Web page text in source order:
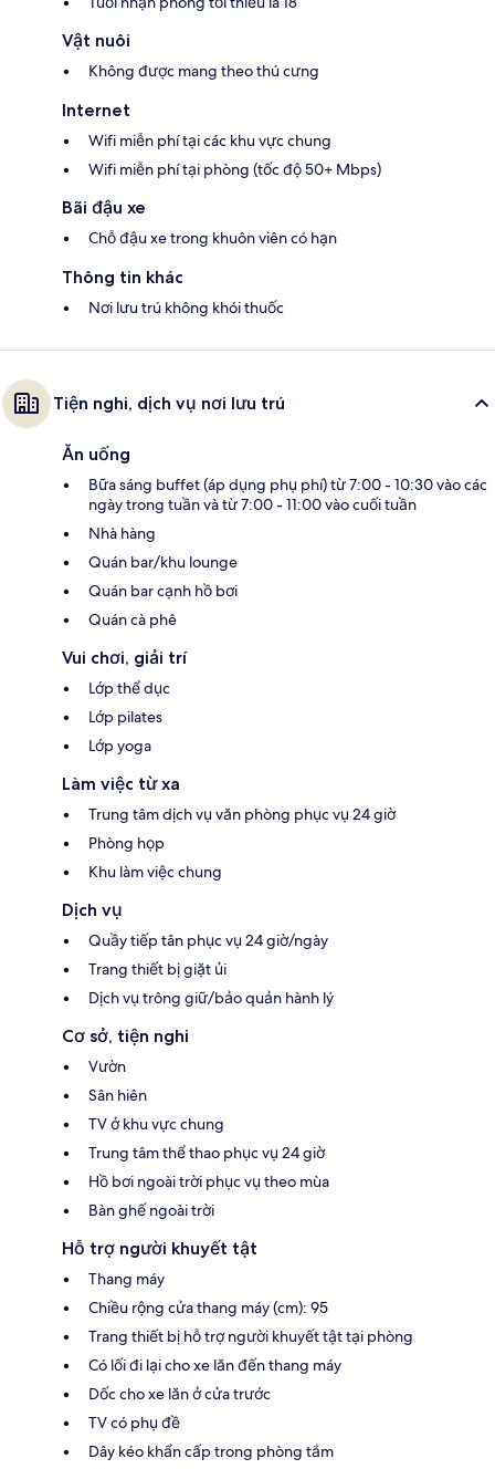
Vật nuôi
Không được mang theo thú cưng
Internet
Wifi miễn phí tại các khu vực chung
Wifi miễn phí tại phòng (tốc độ 50+ Mbps)
Bãi đậu xe
Chỗ đậu xe trong khuôn viên có hạn
Thông tin khác
Nơi lưu trú không khói thuốc
Tiện nghi, dịch vụ nơi lưu trú
Ăn uống
Bữa sáng buffet (áp dụng phụ phí) từ 7:00 - 10:30 vào các
ngày trong tuần và từ 7:00 - 11:00 vào cuối tuần
Nhà hàng
Quán bar/khu lounge
Quán bar cạnh hồ bơi
Quán cà phê
Vui chơi, giải trí
Lớp thể dục
Lớp pilates
Lớp yoga
Làm việc từ xa
Trung tâm dịch vụ văn phòng phục vụ 24 giờ
Phòng họp
Khu làm việc chung
Dịch vụ
Quầy tiếp tân phục vụ 24 giờ/ngày
Trang thiết bị giặt ủi
Dịch vụ trông giữ/bảo quản hành lý
Cơ sở, tiện nghi
Vườn
Sân hiên
TV ở khu vực chung
Trung tâm thể thao phục vụ 24 giờ
Hồ bơi ngoài trời phục vụ theo mùa
Bàn ghế ngoài trời
Hỗ trợ người khuyết tật
Thang máy
Chiều rộng cửa thang máy (cm): 95
Trang thiết bị hỗ trợ người khuyết tật tại phòng
Có lối đi lại cho xe lăn đến thang máy
Dốc cho xe lăn ở cửa trước
TV có phụ đề
Dây kéo khẩn cấp trong phòng tắm